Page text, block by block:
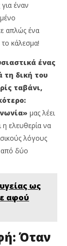
έναν
απλώς ένα
κάλεσμα!
ένας
τη δική του
ταβάνι,
μας λέει
η ελευθερία να
λόγους
από δύο
ως
αφού
Όταν